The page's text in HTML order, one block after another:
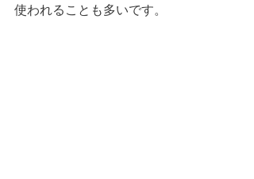
使われることも多いです。